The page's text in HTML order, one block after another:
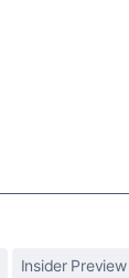
Insider Preview